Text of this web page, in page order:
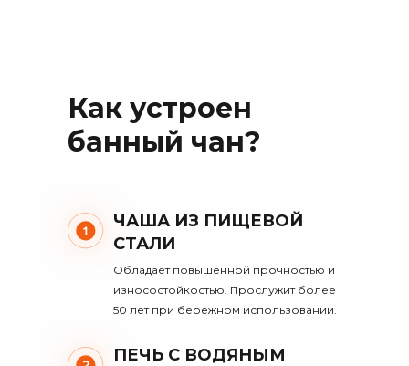
Как устроен
банный чан?
ЧАША ИЗ ПИЩЕВОЙ
СТАЛИ
Обладает повышенной прочностью и
износостойкостью. Прослужит более
50 лет при бережном использовании.
ПЕЧЬ С ВОДЯНЫМ